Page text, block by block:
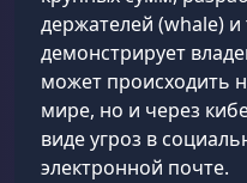
держателей (whale) и
демонстрирует
может происходить
мире, но и через
виде угроз в
электронной почте.